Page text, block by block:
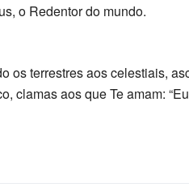
o Redentor do mundo.
os terrestres aos celestiais,
clamas aos que Te amam: